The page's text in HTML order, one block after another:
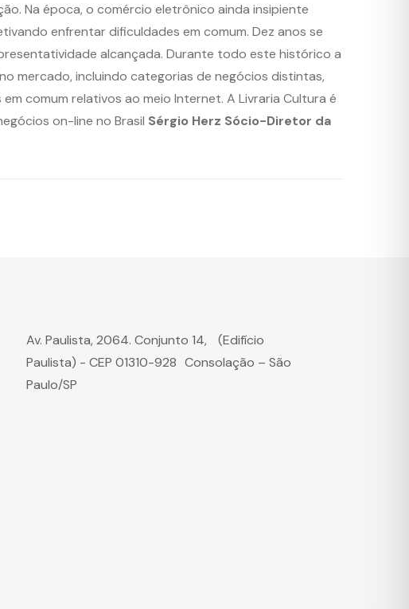
Na época, o comércio eletrônico ainda insipiente
enfrentar dificuldades em comum. Dez anos se
alcançada. Durante todo este histórico a
mercado, incluindo categorias de negócios distintas,
comum relativos ao meio Internet. A Livraria Cultura é
on-line no Brasil Sérgio Herz Sócio-Diretor da
Av. Paulista, 2064. Conjunto 14, (Edifício
Paulista) - CEP 01310-928 Consolação – São
Paulo/SP